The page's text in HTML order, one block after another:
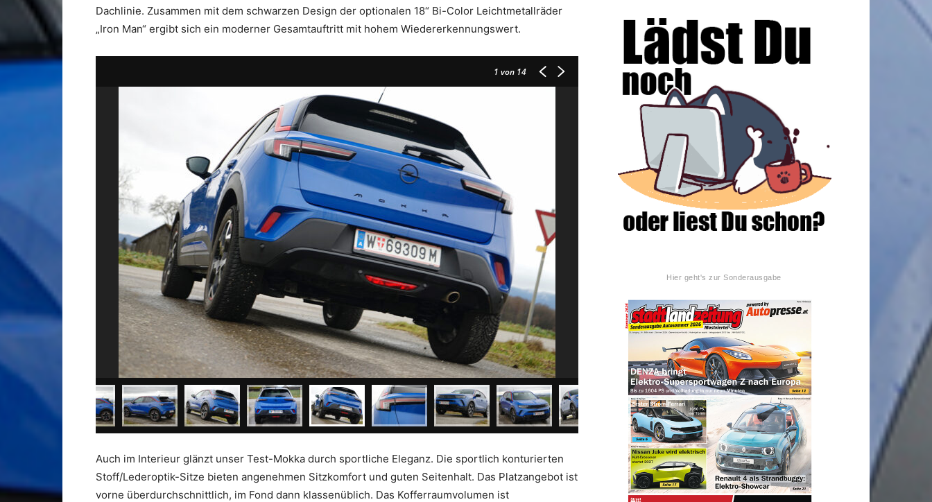
Dachlinie. Zusammen mit dem schwarzen Design der optionalen 18“ Bi-Color Leichtmetallräder
„Iron Man“ ergibt sich ein moderner Gesamtauftritt mit hohem Wiedererkennungswert.
1 von 14
Auch im Interieur glänzt unser Test-Mokka durch sportliche Eleganz. Die sportlich konturierten
Stoff/Lederoptik-Sitze bieten angenehmen Sitzkomfort und guten Seitenhalt. Das Platzangebot ist
vorne überdurchschnittlich, im Fond dann klassenüblich. Das Kofferraumvolumen ist
Hier geht's zur Sonderausgabe